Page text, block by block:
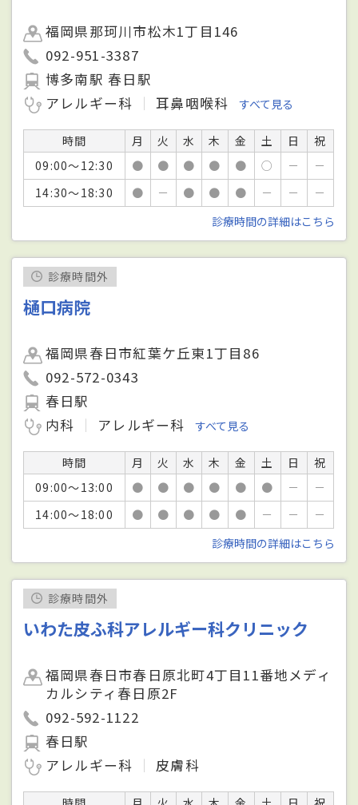
福岡県那珂川市松木1丁目146
092-951-3387
博多南駅 春日駅
アレルギー科
耳鼻咽喉科 すべて見る
時間 月 火 水 木 金 土 日
祝
09:00～12:30
● ● ● ● ● ○ －
－
14:30～18:30
● － ● ● ● － －
－
診療時間の詳細はこちら
診療時間外
樋口病院
福岡県春日市紅葉ケ丘東1丁目86
092-572-0343
春日駅
内科
アレルギー科 すべて見る
時間 月 火 水 木 金 土 日
祝
09:00～13:00
● ● ● ● ● ● －
－
14:00～18:00
● ● ● ● ● － －
－
診療時間の詳細はこちら
診療時間外
いわた皮ふ科アレルギー科クリニック
福岡県春日市春日原北町4丁目11番地メディ
カルシティ春日原2F
092-592-1122
春日駅
アレルギー科
皮膚科